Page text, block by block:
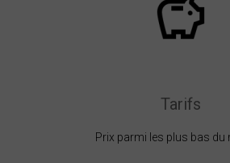
Tarifs
Prix parmi les plus bas du